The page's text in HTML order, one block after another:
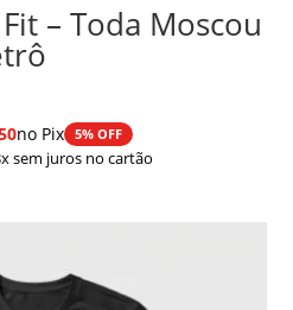
– Toda Moscou
no Pix 5% OFF
sem juros no cartão